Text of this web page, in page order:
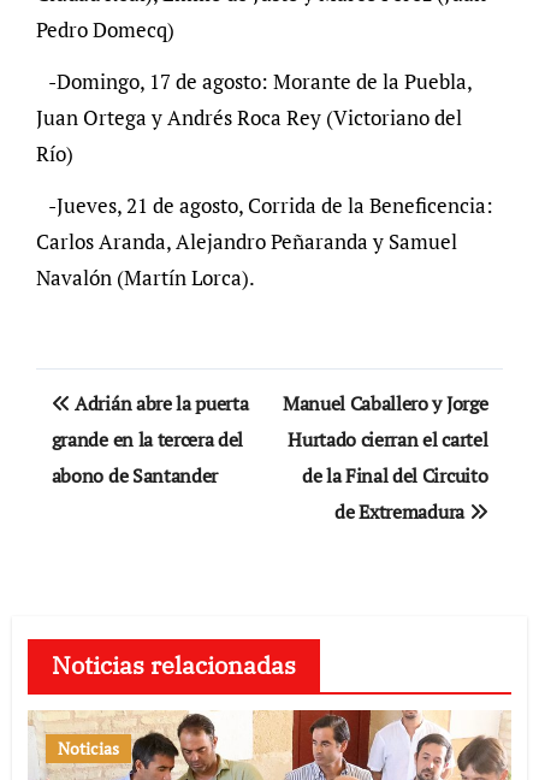
Pedro Domecq)
-Domingo, 17 de agosto: Morante de la Puebla,
Juan Ortega y Andrés Roca Rey (Victoriano del
Río)
-Jueves, 21 de agosto, Corrida de la Beneficencia:
Carlos Aranda, Alejandro Peñaranda y Samuel
Navalón (Martín Lorca).
Navegación
de
entradas
Adrián abre la puerta
grande en la tercera del
abono de Santander
Manuel Caballero y Jorge
Hurtado cierran el cartel
de la Final del Circuito
de Extremadura
Noticias relacionadas
Noticias